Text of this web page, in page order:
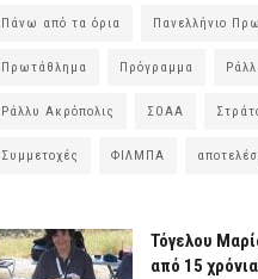
Πάνω από τα όρια Πανελλήνιο
Πρωτάθλημα Πρόγραμμα
Ράλλυ Ακρόπολις ΣΟΑΑ
Συμμετοχές ΦΙΛΜΠΑ
Τόγελου
από 15